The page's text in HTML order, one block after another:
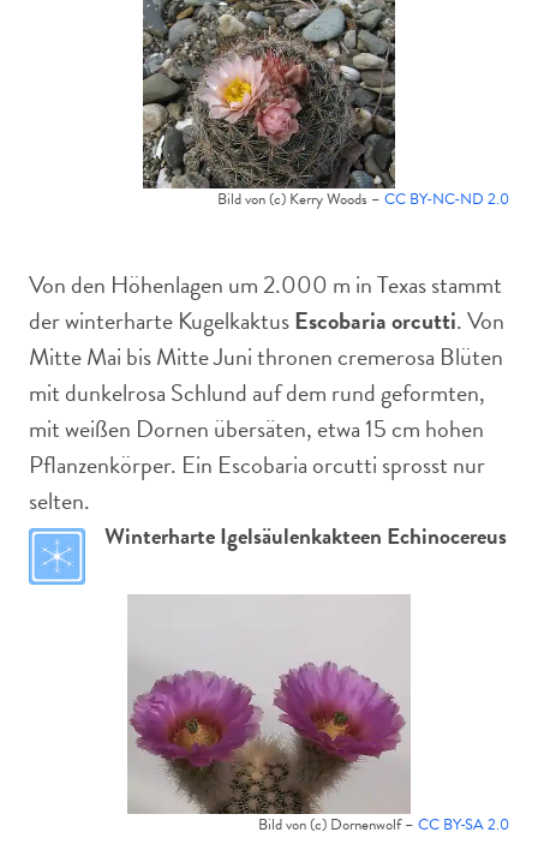
Bild von (c) Kerry Woods – CC BY-NC-ND 2.0
Von den Höhenlagen um 2.000 m in Texas stammt
der winterharte KugelkaktusEscobaria orcutti. Von
Mitte Mai bis Mitte Juni thronen cremerosa Blüten
mit dunkelrosa Schlund auf dem rund geformten,
mit weißen Dornen übersäten, etwa 15 cm hohen
Pflanzenkörper. Ein Escobaria orcutti sprosst nur
selten.
Winterharte Igelsäulenkakteen Echinocereus
Bild von (c) Dornenwolf – CC BY-SA 2.0